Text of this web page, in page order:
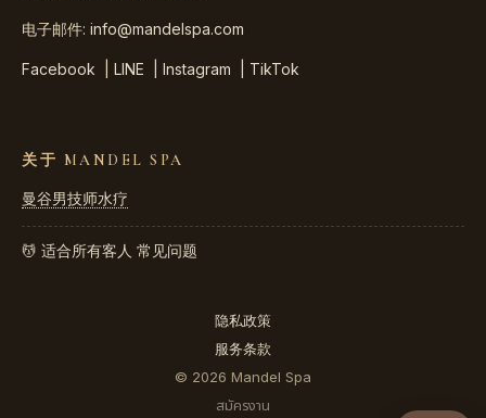
电子邮件: info@mandelspa.com
Facebook LINE Instagram TikTok
关于 MANDEL SPA
曼谷男技师水疗
💆 适合所有客人 常见问题
隐私政策
服务条款
© 2026 Mandel Spa
สมัครงาน